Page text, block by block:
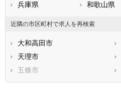
兵庫県
和歌山県
近隣の市区町村で求人を再検索
大和高田市
天理市
五條市